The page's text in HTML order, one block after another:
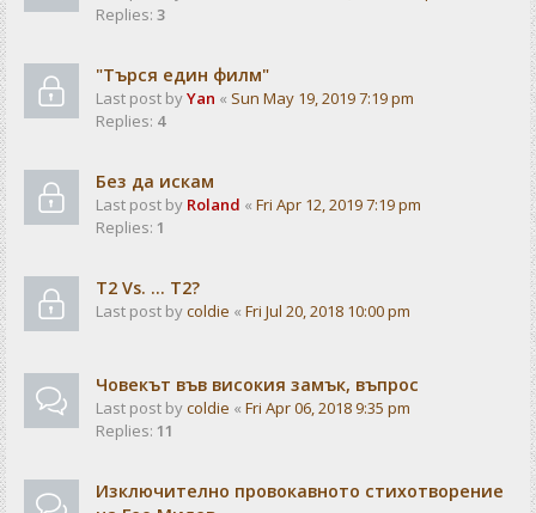
Replies: 3
"Търся един филм"
Last post byYan « Sun May 19, 2019 7:19 pm
Replies: 4
Без да искам
Last post by Roland « Fri Apr 12, 2019 7:19 pm
Replies: 1
T2 Vs. ... T2?
Last post bycoldie « Fri Jul 20, 2018 10:00 pm
Човекът във високия замък, въпрос
Last post bycoldie « Fri Apr 06, 2018 9:35 pm
Replies: 11
Изключително провокавното стихотворение